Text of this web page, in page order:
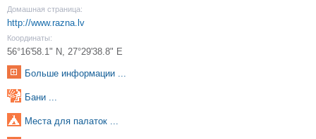
Домашная страница:
http://www.razna.lv
Координаты:
56°16'58.1" N, 27°29'38.8" E
Больше информации ...
Бани ...
Места для палаток ...